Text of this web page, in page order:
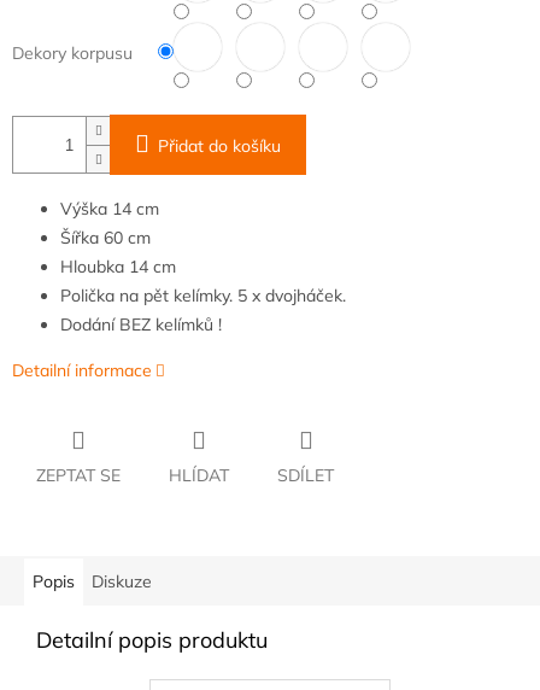
Dekory korpusu
Přidat do košíku
Výška 14 cm
Šířka 60 cm
Hloubka 14 cm
Polička na pět kelímky. 5 x dvojháček.
Dodání BEZ kelímků !
Detailní informace
ZEPTAT SE HLÍDAT SDÍLET
Popis Diskuze
Detailní popis produktu